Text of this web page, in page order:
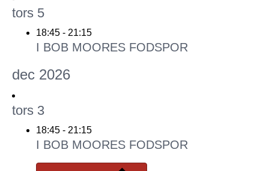
tors 5
18:45 - 21:15
I BOB MOORES FODSPOR
dec 2026
tors 3
18:45 - 21:15
I BOB MOORES FODSPOR